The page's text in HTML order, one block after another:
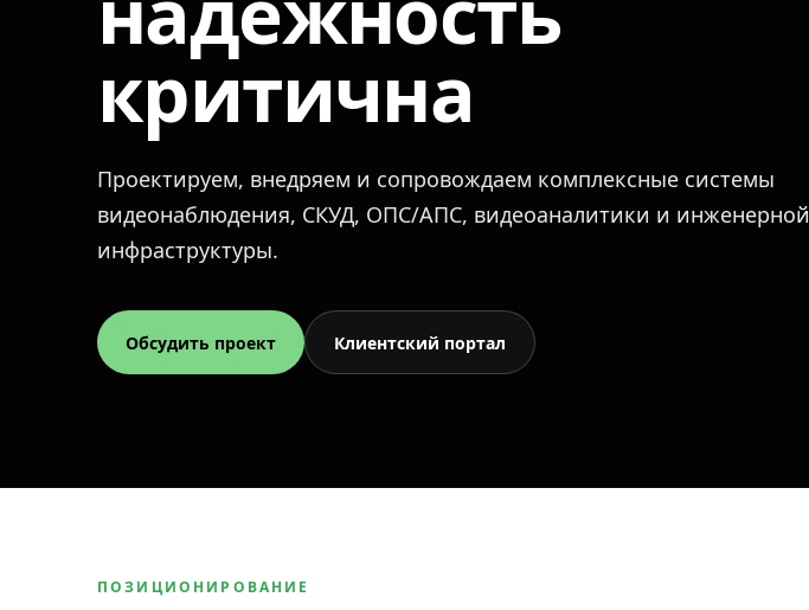
критична
Проектируем, внедряем и сопровождаем комплексные системы
видеонаблюдения, СКУД, ОПС/АПС, видеоаналитики и инженерной
инфраструктуры.
Обсудить проект Клиентский портал
ПОЗИЦИОНИРОВАНИЕ